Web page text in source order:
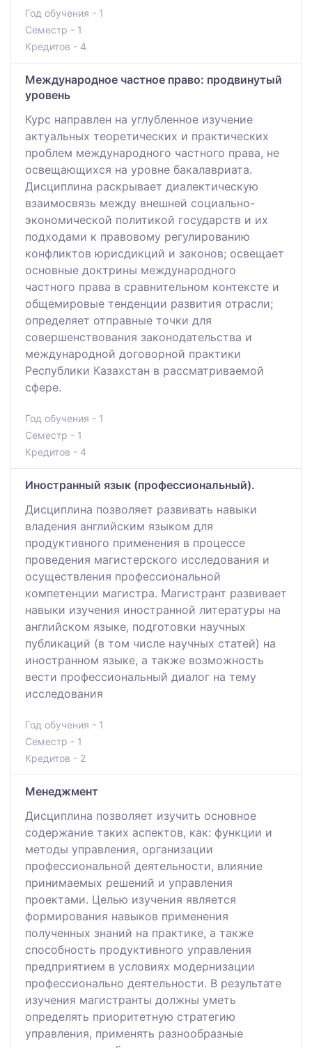
Год обучения - 1
Семестр - 1
Кредитов - 4
Международное частное право: продвинутый
уровень
Курс направлен на углубленное изучение
актуальных теоретических и практических
проблем международного частного права, не
освещающихся на уровне бакалавриата.
Дисциплина раскрывает диалектическую
взаимосвязь между внешней социально-
экономической политикой государств и их
подходами к правовому регулированию
конфликтов юрисдикций и законов; освещает
основные доктрины международного
частного права в сравнительном контексте и
общемировые тенденции развития отрасли;
определяет отправные точки для
совершенствования законодательства и
международной договорной практики
Республики Казахстан в рассматриваемой
сфере.
Год обучения - 1
Семестр - 1
Кредитов - 4
Иностранный язык (профессиональный).
Дисциплина позволяет развивать навыки
владения английским языком для
продуктивного применения в процессе
проведения магистерского исследования и
осуществления профессиональной
компетенции магистра. Магистрант развивает
навыки изучения иностранной литературы на
английском языке, подготовки научных
публикаций (в том числе научных статей) на
иностранном языке, а также возможность
вести профессиональный диалог на тему
исследования
Год обучения - 1
Семестр - 1
Кредитов - 2
Менеджмент
Дисциплина позволяет изучить основное
содержание таких аспектов, как: функции и
методы управления, организации
профессиональной деятельности, влияние
принимаемых решений и управления
проектами. Целью изучения является
формирования навыков применения
полученных знаний на практике, а также
способность продуктивного управления
предприятием в условиях модернизации
профессионально деятельности. В результате
изучения магистранты должны уметь
определять приоритетную стратегию
управления, применять разнообразные